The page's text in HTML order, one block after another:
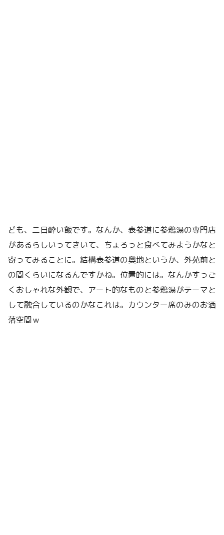
ども、二日酔い飯です。なんか、表参道に参鶏湯の専門店
があるらしいってきいて、ちょろっと食べてみようかなと
寄ってみることに。結構表参道の奥地というか、外苑前と
の間くらいになるんですかね。位置的には。なんかすっご
くおしゃれな外観で、アート的なものと参鶏湯がテーマと
して融合しているのかなこれは。カウンター席のみのお洒
落空間ｗ